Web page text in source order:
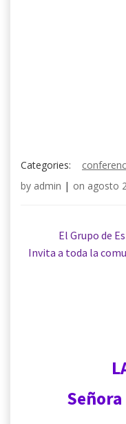
Categories:
by admin | on agosto
El Grupo de
Invita a toda la